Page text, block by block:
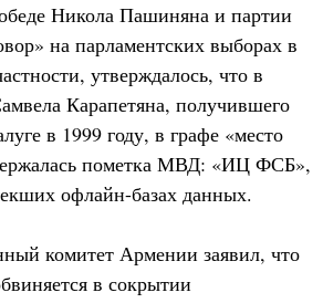
Никола Пашиняна и партии
на парламентских выборах в
утверждалось, что в
Карапетяна, получившего
в 1999 году, в графе «место
пометка МВД: «ИЦ ФСБ»,
офлайн-базах данных.
комитет Армении заявил, что
в сокрытии